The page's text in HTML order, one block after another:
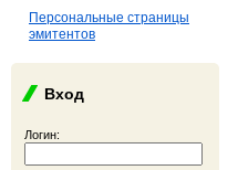
Персональные страницы
эмитентов
Вход
Логин: